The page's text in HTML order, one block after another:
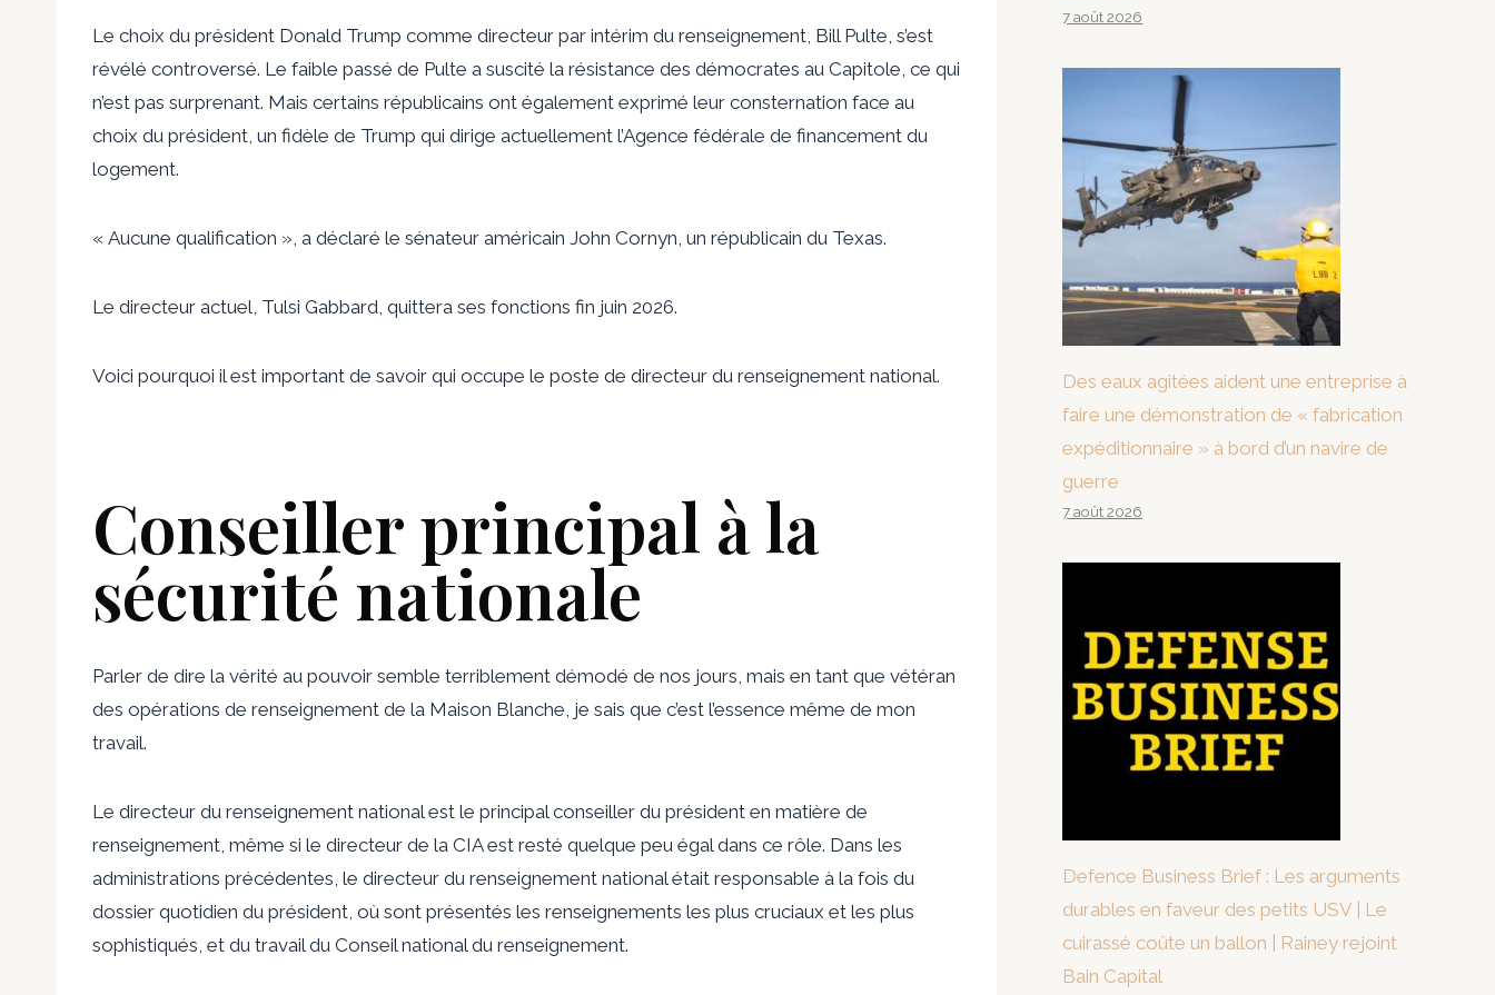
Le choix du président Donald Trump comme directeur par intérim du renseignement, Bill Pulte, s’est
révélé controversé. Le faible passé de Pulte a suscité la résistance des démocrates au Capitole, ce qui
n’est pas surprenant. Mais certains républicains ont également exprimé leur consternation face au
choix du président, un fidèle de Trump qui dirige actuellement l’Agence fédérale de financement du
logement.
« Aucune qualification », a déclaré le sénateur américain John Cornyn, un républicain du Texas.
Le directeur actuel, Tulsi Gabbard, quittera ses fonctions fin juin 2026.
Voici pourquoi il est important de savoir qui occupe le poste de directeur du renseignement national.
Conseiller principal à la
sécurité nationale
Parler de dire la vérité au pouvoir semble terriblement démodé de nos jours, mais en tant que vétéran
des opérations de renseignement de la Maison Blanche, je sais que c’est l’essence même de mon
travail.
Le directeur du renseignement national est le principal conseiller du président en matière de
renseignement, même si le directeur de la CIA est resté quelque peu égal dans ce rôle. Dans les
administrations précédentes, le directeur du renseignement national était responsable à la fois du
dossier quotidien du président, où sont présentés les renseignements les plus cruciaux et les plus
sophistiqués, et du travail du Conseil national du renseignement.
7 août 2026
Des eaux agitées aident une entreprise à
faire une démonstration de « fabrication
expéditionnaire » à bord d’un navire de
guerre
7 août 2026
Defence Business Brief : Les arguments
durables en faveur des petits USV | Le
cuirassé coûte un ballon | Rainey rejoint
Bain Capital